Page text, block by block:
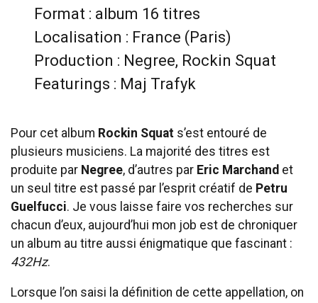
Format : album 16 titres
Localisation : France (Paris)
Production : Negree, Rockin Squat
Featurings : Maj Trafyk
Pour cet album Rockin Squat s’est entouré de
plusieurs musiciens. La majorité des titres est
produite par Negree, d’autres par Eric Marchand et
un seul titre est passé par l’esprit créatif de Petru
Guelfucci. Je vous laisse faire vos recherches sur
chacun d’eux, aujourd’hui mon job est de chroniquer
un album au titre aussi énigmatique que fascinant :
432Hz.
Lorsque l’on saisi la définition de cette appellation, on